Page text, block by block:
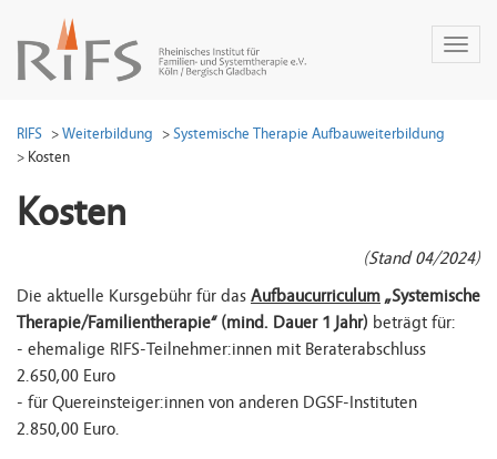
Toggle
RIFS Weiterbildung
Systemische Therapie Aufbauweiterbildung
Kosten
Kosten
(Stand 04/2024)
Die aktuelle Kursgebühr für das Aufbaucurriculum „Systemische
Therapie/Familientherapie“ (mind. Dauer 1 Jahr) beträgt für:
- ehemalige RIFS-Teilnehmer:innen mit Beraterabschluss
2.650,00 Euro
- für Quereinsteiger:innen von anderen DGSF-Instituten
2.850,00 Euro.